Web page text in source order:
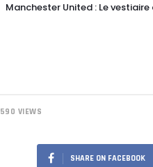
Manchester United : Le
590 VIEWS
SHARE ON FACEBOOK